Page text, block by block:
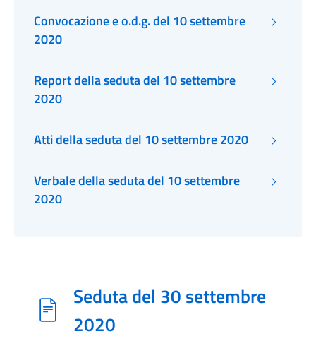
Convocazione e o.d.g. del 10 settembre
2020
Report della seduta del 10 settembre
2020
Atti della seduta del 10 settembre 2020
Verbale della seduta del 10 settembre
2020
Seduta del 30 settembre
2020